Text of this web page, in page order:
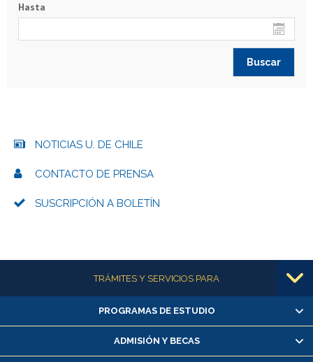
Hasta
NOTICIAS U. DE CHILE
CONTACTO DE PRENSA
SUSCRIPCIÓN A BOLETÍN
Más informaciónTRÁMITES Y SERVICIOS PARA
Alumnas/os y exalumnas/os
Matrícula en línea
Inscripción y cambio de asignaturas
PROGRAMAS DE ESTUDIO
ADMISIÓN Y BECAS